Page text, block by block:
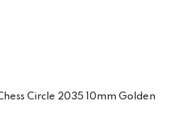
Circle 2035 10mm Golden